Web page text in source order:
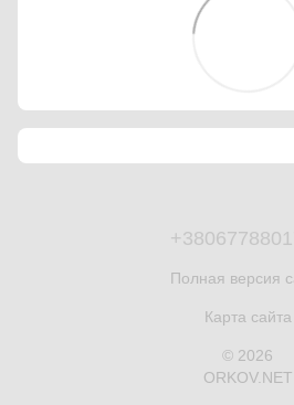
Полная версия
Карта сайта
© 2026
ORKOV.NET